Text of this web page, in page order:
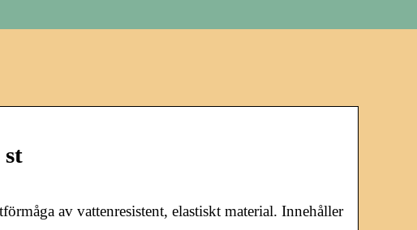
st
av vattenresistent, elastiskt material. Innehåller